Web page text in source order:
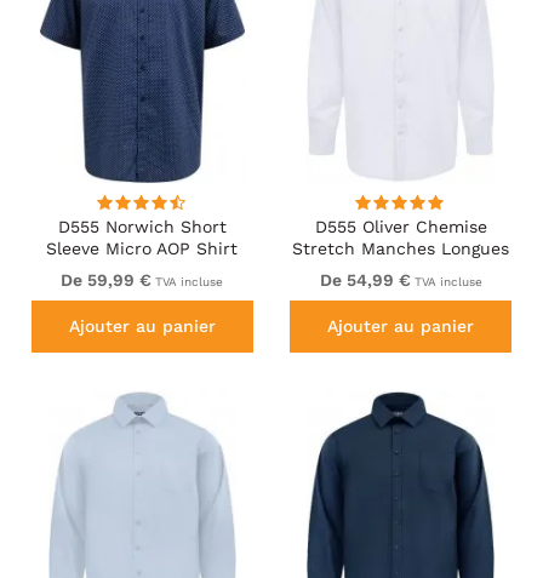
D555 Norwich Short
Sleeve Micro AOP Shirt
With Hidden Button Down
Navy
De 59,99 € TVA incluse
Ajouter au panier
D555 Oliver Chemise
Stretch Manches Longues
Anti-Taches Sans
Repassage Blanche
De 54,99 € TVA incluse
Ajouter au panier